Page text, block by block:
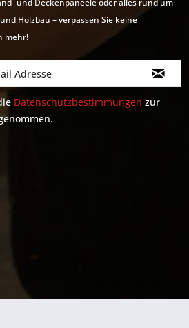
und Deckenpaneele oder alles rund um
Holzbau – verpassen Sie keine
mehr!
Datenschutzbestimmungen zur